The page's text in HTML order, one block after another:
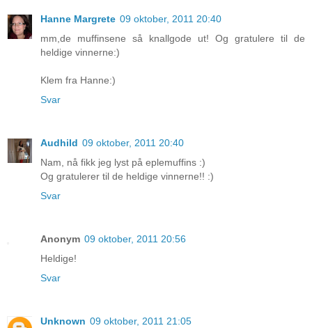
Hanne Margrete 09 oktober, 2011 20:40
mm,de muffinsene så knallgode ut! Og gratulere til de
heldige vinnerne:)
Klem fra Hanne:)
Svar
Audhild 09 oktober, 2011 20:40
Nam, nå fikk jeg lyst på eplemuffins :)
Og gratulerer til de heldige vinnerne!! :)
Svar
Anonym 09 oktober, 2011 20:56
Heldige!
Svar
Unknown 09 oktober, 2011 21:05